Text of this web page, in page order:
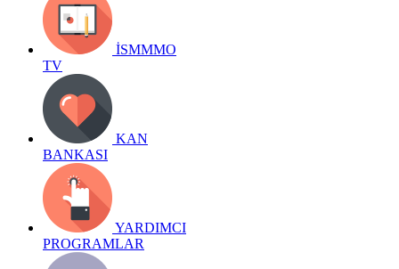
İSMMMO
TV
KAN
BANKASI
YARDIMCI
PROGRAMLAR